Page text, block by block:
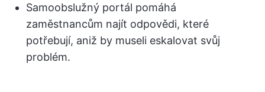
Samoobslužný portál pomáhá
zaměstnancům najít odpovědi, které
potřebují, aniž by museli eskalovat svůj
problém.